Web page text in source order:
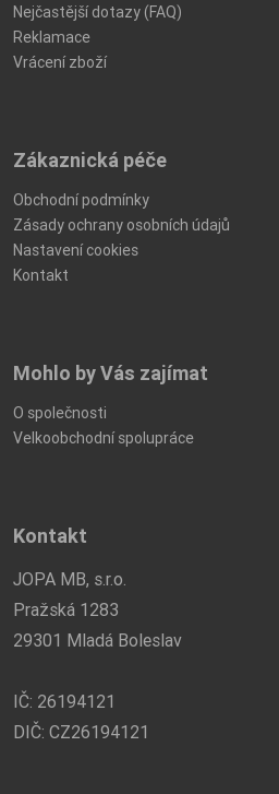
Nejčastější dotazy (FAQ)
Reklamace
Vrácení zboží
Zákaznická péče
Obchodní podmínky
Zásady ochrany osobních údajů
Nastavení cookies
Kontakt
Mohlo by Vás zajímat
O společnosti
Velkoobchodní spolupráce
Kontakt
JOPA MB, s.r.o.
Pražská 1283
29301 Mladá Boleslav
IČ: 26194121
DIČ: CZ26194121